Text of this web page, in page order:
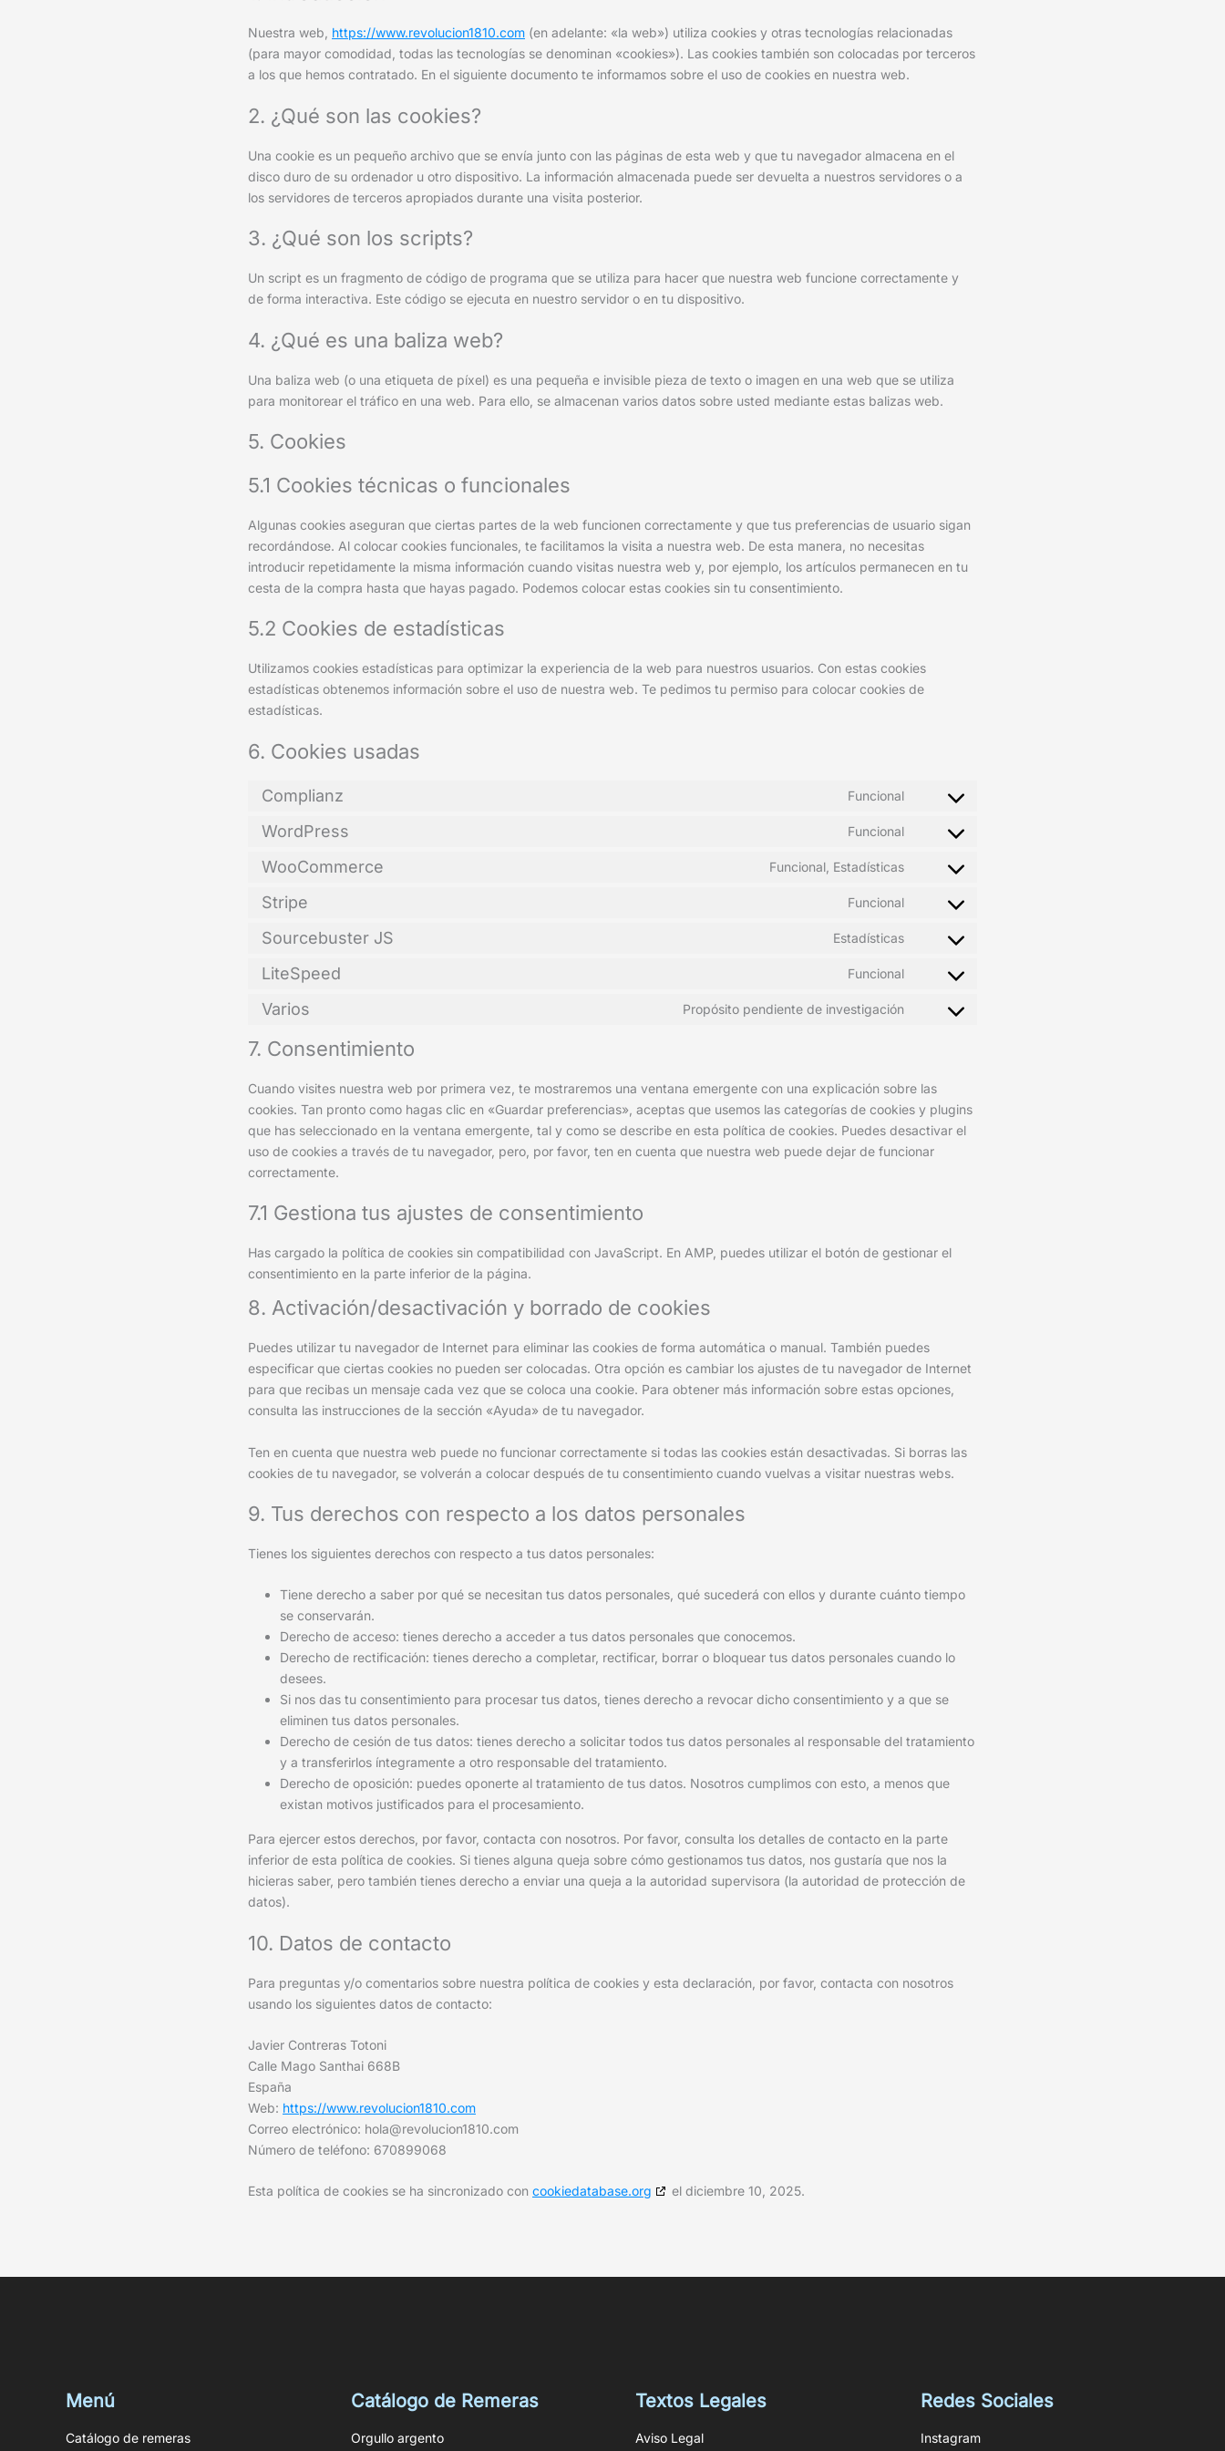
Nuestra web, https://www.revolucion1810.com (en adelante: «la web») utiliza cookies y otras tecnologías relacionadas
(para mayor comodidad, todas las tecnologías se denominan «cookies»). Las cookies también son colocadas por terceros
a los que hemos contratado. En el siguiente documento te informamos sobre el uso de cookies en nuestra web.
2. ¿Qué son las cookies?
Una cookie es un pequeño archivo que se envía junto con las páginas de esta web y que tu navegador almacena en el
disco duro de su ordenador u otro dispositivo. La información almacenada puede ser devuelta a nuestros servidores o a
los servidores de terceros apropiados durante una visita posterior.
3. ¿Qué son los scripts?
Un script es un fragmento de código de programa que se utiliza para hacer que nuestra web funcione correctamente y
de forma interactiva. Este código se ejecuta en nuestro servidor o en tu dispositivo.
4. ¿Qué es una baliza web?
Una baliza web (o una etiqueta de píxel) es una pequeña e invisible pieza de texto o imagen en una web que se utiliza
para monitorear el tráfico en una web. Para ello, se almacenan varios datos sobre usted mediante estas balizas web.
5. Cookies
5.1 Cookies técnicas o funcionales
Algunas cookies aseguran que ciertas partes de la web funcionen correctamente y que tus preferencias de usuario sigan
recordándose. Al colocar cookies funcionales, te facilitamos la visita a nuestra web. De esta manera, no necesitas
introducir repetidamente la misma información cuando visitas nuestra web y, por ejemplo, los artículos permanecen en tu
cesta de la compra hasta que hayas pagado. Podemos colocar estas cookies sin tu consentimiento.
5.2 Cookies de estadísticas
Utilizamos cookies estadísticas para optimizar la experiencia de la web para nuestros usuarios. Con estas cookies
estadísticas obtenemos información sobre el uso de nuestra web. Te pedimos tu permiso para colocar cookies de
estadísticas.
6. Cookies usadas
Complianz Funcional
Consent
service
WordPress Funcional
Consent
service
WooCommerce Funcional, Estadísticas
Consent
service
Stripe Funcional
Consent
service
Sourcebuster JS Estadísticas
Consent
service
LiteSpeed Funcional
Consent
service
Varios Propósito pendiente de investigación
Consent
7. Consentimiento
Cuando visites nuestra web por primera vez, te mostraremos una ventana emergente con una explicación sobre las
cookies. Tan pronto como hagas clic en «Guardar preferencias», aceptas que usemos las categorías de cookies y plugins
que has seleccionado en la ventana emergente, tal y como se describe en esta política de cookies. Puedes desactivar el
uso de cookies a través de tu navegador, pero, por favor, ten en cuenta que nuestra web puede dejar de funcionar
correctamente.
7.1 Gestiona tus ajustes de consentimiento
Has cargado la política de cookies sin compatibilidad con JavaScript. En AMP, puedes utilizar el botón de gestionar el
consentimiento en la parte inferior de la página.
8. Activación/desactivación y borrado de cookies
Puedes utilizar tu navegador de Internet para eliminar las cookies de forma automática o manual. También puedes
especificar que ciertas cookies no pueden ser colocadas. Otra opción es cambiar los ajustes de tu navegador de Internet
para que recibas un mensaje cada vez que se coloca una cookie. Para obtener más información sobre estas opciones,
consulta las instrucciones de la sección «Ayuda» de tu navegador.
Ten en cuenta que nuestra web puede no funcionar correctamente si todas las cookies están desactivadas. Si borras las
cookies de tu navegador, se volverán a colocar después de tu consentimiento cuando vuelvas a visitar nuestras webs.
9. Tus derechos con respecto a los datos personales
Tienes los siguientes derechos con respecto a tus datos personales:
Tiene derecho a saber por qué se necesitan tus datos personales, qué sucederá con ellos y durante cuánto tiempo
se conservarán.
Derecho de acceso: tienes derecho a acceder a tus datos personales que conocemos.
Derecho de rectificación: tienes derecho a completar, rectificar, borrar o bloquear tus datos personales cuando lo
desees.
Si nos das tu consentimiento para procesar tus datos, tienes derecho a revocar dicho consentimiento y a que se
eliminen tus datos personales.
Derecho de cesión de tus datos: tienes derecho a solicitar todos tus datos personales al responsable del tratamiento
y a transferirlos íntegramente a otro responsable del tratamiento.
Derecho de oposición: puedes oponerte al tratamiento de tus datos. Nosotros cumplimos con esto, a menos que
existan motivos justificados para el procesamiento.
Para ejercer estos derechos, por favor, contacta con nosotros. Por favor, consulta los detalles de contacto en la parte
inferior de esta política de cookies. Si tienes alguna queja sobre cómo gestionamos tus datos, nos gustaría que nos la
hicieras saber, pero también tienes derecho a enviar una queja a la autoridad supervisora (la autoridad de protección de
datos).
10. Datos de contacto
Para preguntas y/o comentarios sobre nuestra política de cookies y esta declaración, por favor, contacta con nosotros
usando los siguientes datos de contacto:
Javier Contreras Totoni
Calle Mago Santhai 668B
España
Web: https://www.revolucion1810.com
Correo electrónico: hola@revolucion1810.com
Número de teléfono: 670899068
Esta política de cookies se ha sincronizado con cookiedatabase.org el diciembre 10, 2025.
Menú
Catálogo de remeras
Catálogo de Remeras
Orgullo argento
Textos Legales
Aviso Legal
Redes Sociales
Instagram